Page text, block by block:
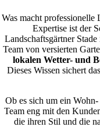
Was macht professionelle
Expertise ist der
Landschaftsgärtner
Team von versierten
lokalen Wetter- und
Dieses Wissen sichert
Ob es sich um ein
Team eng mit den
die ihren Stil und die